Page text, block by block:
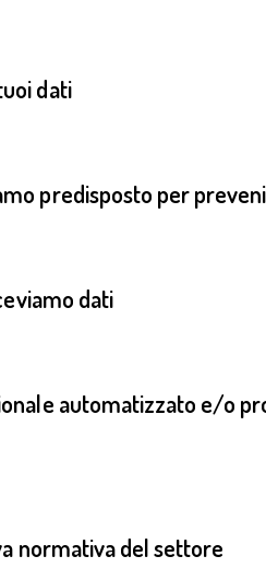
dati
predisposto per
dati
automatizzato e/o
normativa del settore